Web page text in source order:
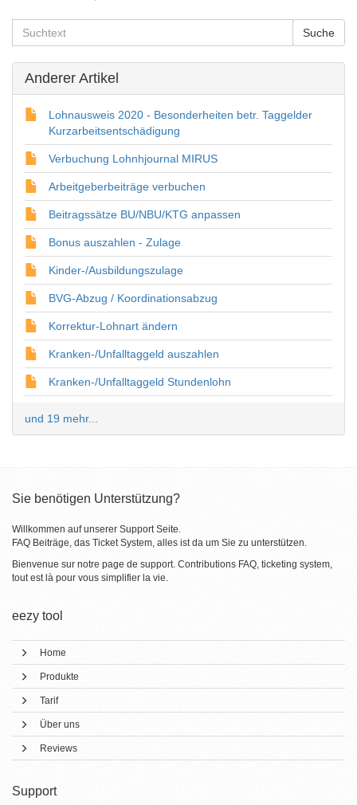
Anderer Artikel
Lohnausweis 2020 - Besonderheiten betr. Taggelder
Kurzarbeitsentschädigung
Verbuchung Lohnhjournal MIRUS
Arbeitgeberbeiträge verbuchen
Beitragssätze BU/NBU/KTG anpassen
Bonus auszahlen - Zulage
Kinder-/Ausbildungszulage
BVG-Abzug / Koordinationsabzug
Korrektur-Lohnart ändern
Kranken-/Unfalltaggeld auszahlen
Kranken-/Unfalltaggeld Stundenlohn
und 19 mehr...
Sie benötigen Unterstützung?
Willkommen auf unserer Support Seite.
FAQ Beiträge, das Ticket System, alles ist da um Sie zu unterstützen.
Bienvenue sur notre page de support. Contributions FAQ, ticketing system,
tout est là pour vous simplifier la vie.
eezy tool
Home
Produkte
Tarif
Über uns
Reviews
Support